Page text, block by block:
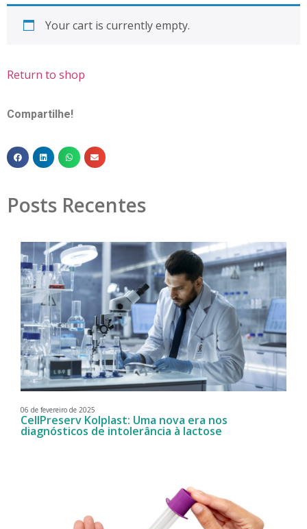
Your cart is currently empty.
Return to shop
Compartilhe!
Posts Recentes
06 de fevereiro de 2025
CellPreserv Kolplast: Uma nova era nos
diagnósticos de intolerância à lactose